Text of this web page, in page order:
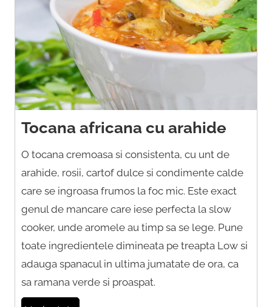
Tocana africana cu arahide
O tocana cremoasa si consistenta, cu unt de
arahide, rosii, cartof dulce si condimente calde
care se ingroasa frumos la foc mic. Este exact
genul de mancare care iese perfecta la slow
cooker, unde aromele au timp sa se lege. Pune
toate ingredientele dimineata pe treapta Low si
adauga spanacul in ultima jumatate de ora, ca
sa ramana verde si proaspat.